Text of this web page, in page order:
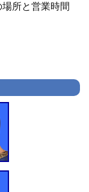
所と営業時間